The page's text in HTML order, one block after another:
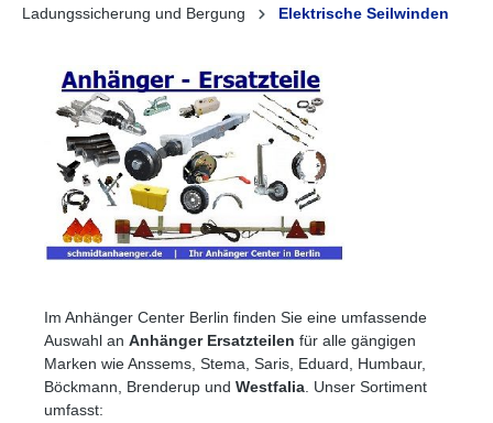
Ladungssicherung und Bergung
Elektrische Seilwinden
Im Anhänger Center Berlin finden Sie eine umfassende
Auswahl an Anhänger Ersatzteilen für alle gängigen
Marken wie Anssems, Stema, Saris, Eduard, Humbaur,
Böckmann, Brenderup und Westfalia. Unser Sortiment
umfasst: